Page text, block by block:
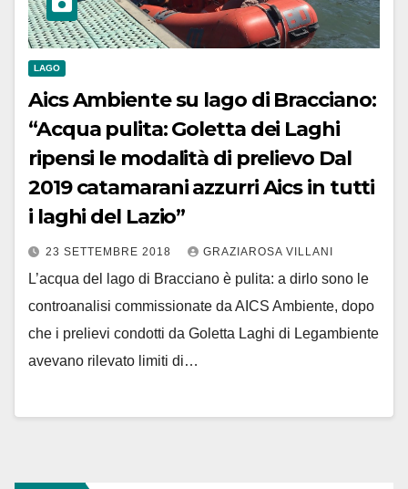
LAGO
Aics Ambiente su lago di Bracciano:
“Acqua pulita: Goletta dei Laghi
ripensi le modalità di prelievo Dal
2019 catamarani azzurri Aics in tutti
i laghi del Lazio”
23 SETTEMBRE 2018 GRAZIAROSA VILLANI
L’acqua del lago di Bracciano è pulita: a dirlo sono le
controanalisi commissionate da AICS Ambiente, dopo
che i prelievi condotti da Goletta Laghi di Legambiente
avevano rilevato limiti di…